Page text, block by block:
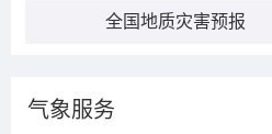
全国地质灾害预报
气象服务